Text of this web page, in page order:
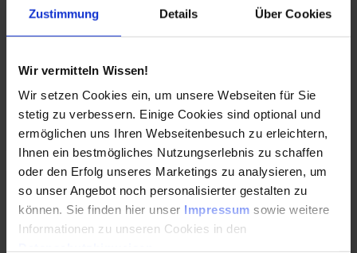
Zustimmung Details Über Cookies
Wir vermitteln Wissen!
Wir setzen Cookies ein, um unsere Webseiten für Sie
stetig zu verbessern. Einige Cookies sind optional und
ermöglichen uns Ihren Webseitenbesuch zu erleichtern,
Ihnen ein bestmögliches Nutzungserlebnis zu schaffen
oder den Erfolg unseres Marketings zu analysieren, um
so unser Angebot noch personalisierter gestalten zu
können. Sie finden hier unser Impressum sowie weitere
Informationen zu unseren Cookies in den
Durchführungen
Veranstaltungsdatum Veranstaltungsort
09. – 10.11.2026
Düsseldorf
DETAILS & BUCHEN
Seminar
Grundlagenwissen: Spritzgießtechnik
Das Seminar vermittelt das Verständnis der